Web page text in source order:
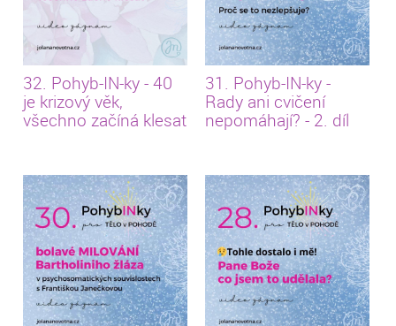
32. Pohyb-IN-ky - 40
je krizový věk,
všechno začíná klesat
31. Pohyb-IN-ky -
Rady ani cvičení
nepomáhají? - 2. díl